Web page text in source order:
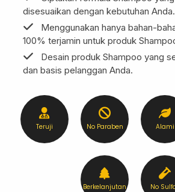
disesuaikan dengan kebutuhan Anda.
Menggunakan hanya bahan-
100% terjamin untuk produk
Desain produk Shampoo yang
dan basis pelanggan Anda.
Teruji No Paraben Alami
Berkelanjutan No